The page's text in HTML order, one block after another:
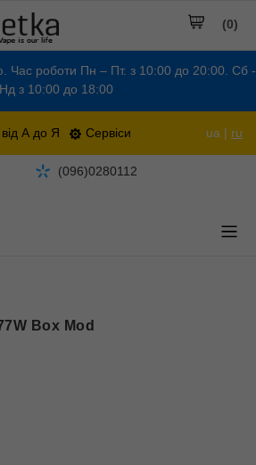
Час роботи Пн – Пт. з 10:00 до 20:00. Сб -
Нд з 10:00 до 18:00
А до Я Сервіси ua | ru
(0)
(096)0280112
Box Mod